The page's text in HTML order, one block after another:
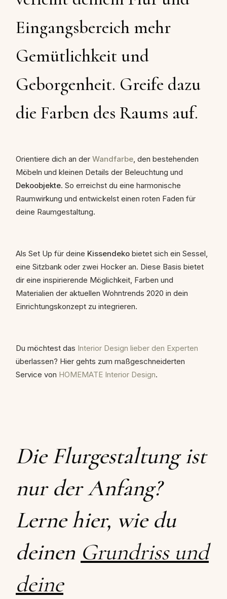
Eingangsbereich mehr
Gemütlichkeit und
Geborgenheit. Greife dazu
die Farben des Raums auf.
Orientiere dich an der Wandfarbe, den bestehenden
Möbeln und kleinen Details der Beleuchtung und
Dekoobjekte. So erreichst du eine harmonische
Raumwirkung und entwickelst einen roten Faden für
deine Raumgestaltung.
Als Set Up für deine Kissendeko bietet sich ein Sessel,
eine Sitzbank oder zwei Hocker an. Diese Basis bietet
dir eine inspirierende Möglichkeit, Farben und
Materialien der aktuellen Wohntrends 2020 in dein
Einrichtungskonzept zu integrieren.
Du möchtest das Interior Design lieber den Experten
überlassen? Hier gehts zum maßgeschneiderten
Service von HOMEMATE Interior Design.
Die Flurgestaltung ist
nur der Anfang?
Lerne hier, wie du
deinen Grundriss und
deine